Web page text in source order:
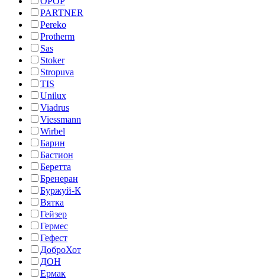
PARTNER
Pereko
Protherm
Sas
Stoker
Stropuva
TIS
Unilux
Viadrus
Viessmann
Wirbel
Барин
Бастион
Беретта
Бренеран
Буржуй-К
Вятка
Гейзер
Гермес
Гефест
ДоброХот
ДОН
Ермак